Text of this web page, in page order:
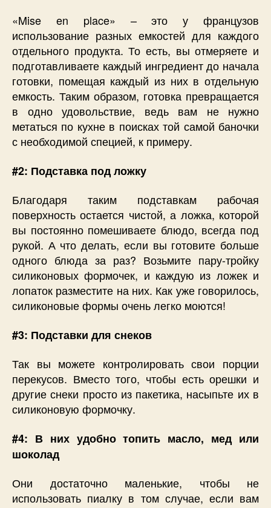
«Mise en place» – это у французов
использование разных емкостей для каждого
отдельного продукта. То есть, вы отмеряете и
подготавливаете каждый ингредиент до начала
готовки, помещая каждый из них в отдельную
емкость. Таким образом, готовка превращается
в одно удовольствие, ведь вам не нужно
метаться по кухне в поисках той самой баночки
с необходимой специей, к примеру.
#2: Подставка под ложку
Благодаря таким подставкам рабочая
поверхность остается чистой, а ложка, которой
вы постоянно помешиваете блюдо, всегда под
рукой. А что делать, если вы готовите больше
одного блюда за раз? Возьмите пару-тройку
силиконовых формочек, и каждую из ложек и
лопаток разместите на них. Как уже говорилось,
силиконовые формы очень легко моются!
#3: Подставки для снеков
Так вы можете контролировать свои порции
перекусов. Вместо того, чтобы есть орешки и
другие снеки просто из пакетика, насыпьте их в
силиконовую формочку.
#4: В них удобно топить масло, мед или
шоколад
Они достаточно маленькие, чтобы не
использовать пиалку в том случае, если вам